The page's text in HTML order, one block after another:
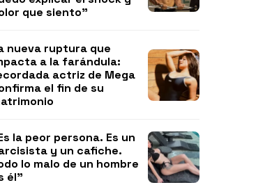
que siento"
nueva ruptura que
a la farándula:
actriz de Mega
el fin de su
la peor persona. Es un
y un cafiche.
lo malo de un hombre
él"